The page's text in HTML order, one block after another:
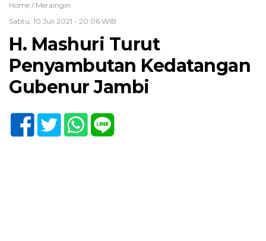
Home / Meraingin
Sabtu, 10 Juli 2021 - 20:06 WIB
H. Mashuri Turut
Penyambutan Kedatangan
Gubenur Jambi